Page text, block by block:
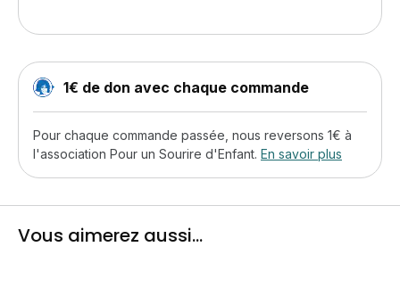
1€ de don avec chaque commande
Pour chaque commande passée, nous reversons 1€ à
l'association Pour un Sourire d'Enfant. En savoir plus
Vous aimerez aussi...